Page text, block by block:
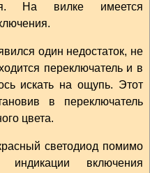
На вилке имеется
один недостаток, не
переключатель и в
искать на ощупь. Этот
в переключатель
цвета.
светодиод помимо
индикации включения